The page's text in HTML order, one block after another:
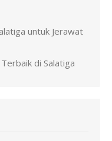
untuk Jerawat
di Salatiga